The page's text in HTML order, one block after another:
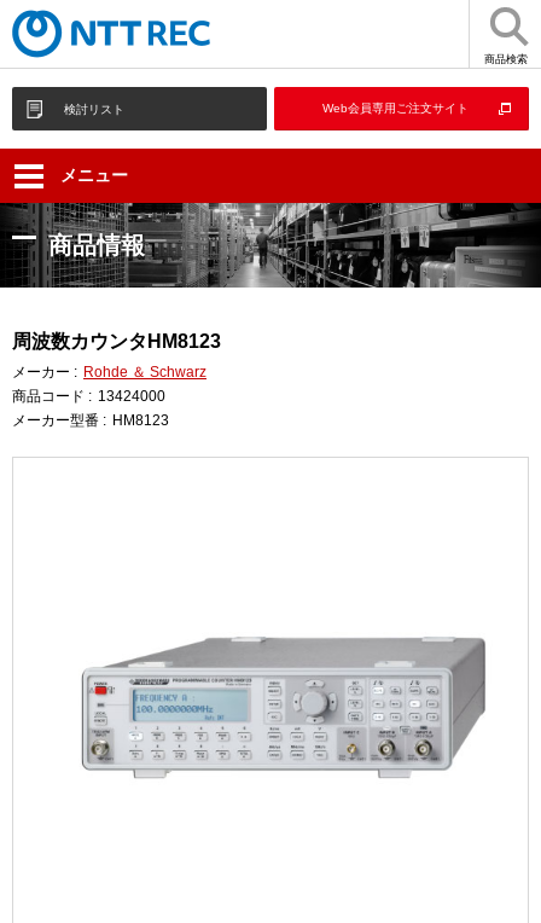
商品検索
検討リスト Web会員専用ご注文サイト
メニュー
商品情報
周波数カウンタHM8123
メーカー : Rohde ＆ Schwarz
商品コード : 13424000
メーカー型番 : HM8123